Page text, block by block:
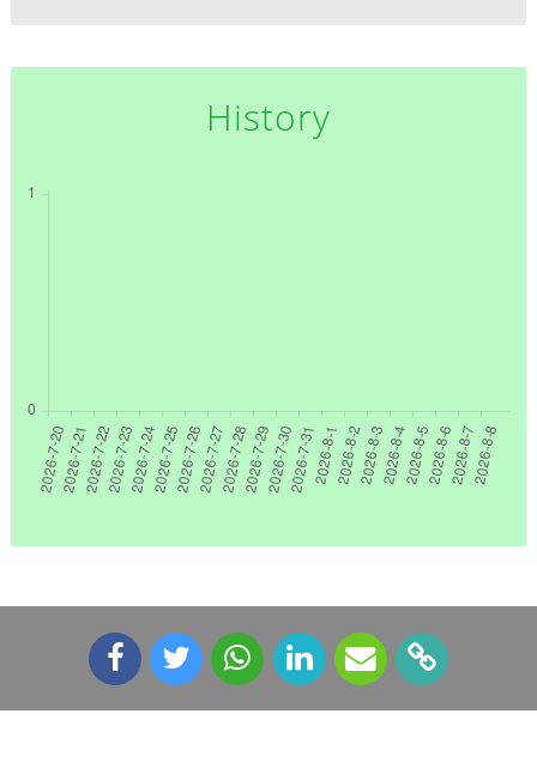
History